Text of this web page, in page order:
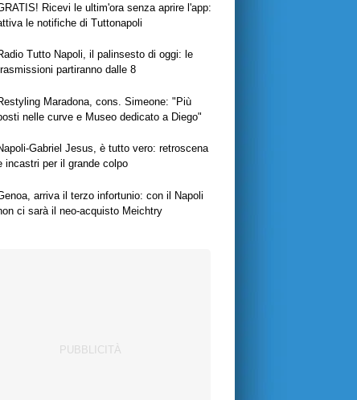
Ricevi le ultim'ora senza aprire l'app:
le notifiche di Tuttonapoli
Tutto Napoli, il palinsesto di oggi: le
partiranno dalle 8
Maradona, cons. Simeone: "Più
nelle curve e Museo dedicato a Diego"
Gabriel Jesus, è tutto vero: retroscena
incastri per il grande colpo
arriva il terzo infortunio: con il Napoli
ci sarà il neo-acquisto Meichtry